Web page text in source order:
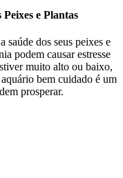
e Plantas
saúde dos seus peixes e
podem causar estresse
muito alto ou baixo,
bem cuidado é um
prosperar.